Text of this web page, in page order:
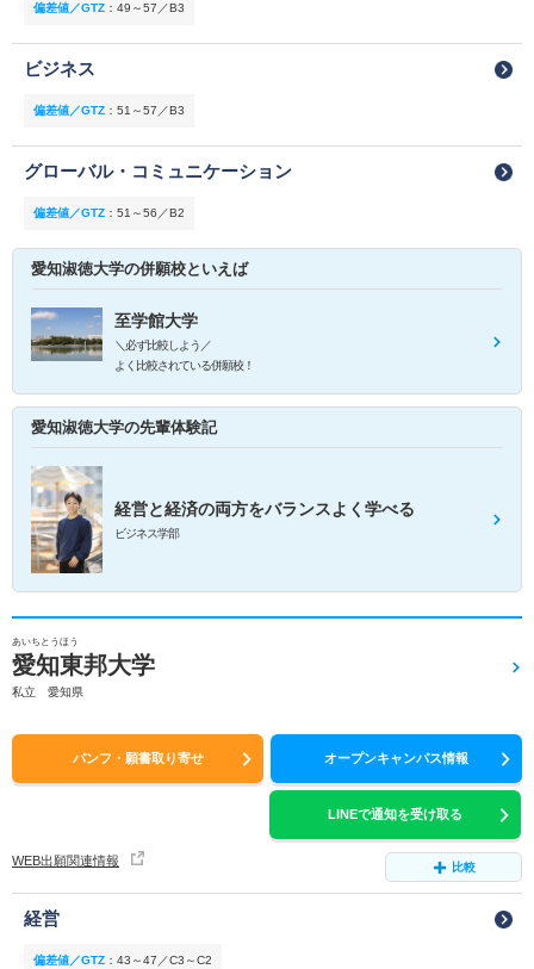
偏差値／GTZ ： 49～57／B3
ビジネス
偏差値／GTZ ： 51～57／B3
グローバル・コミュニケーション
偏差値／GTZ ： 51～56／B2
愛知淑徳大学の併願校といえば
至学館大学
＼必ず比較しよう／
よく比較されている併願校！
愛知淑徳大学の先輩体験記
経営と経済の両方をバランスよく学べる
ビジネス学部
あいちとうほう
愛知東邦大学
私立 愛知県
パンフ・願書取り寄せ オープンキャンパス情報
LINEで通知を受け取る
WEB出願関連情報 比較
経営
偏差値／GTZ ： 43～47／C3～C2